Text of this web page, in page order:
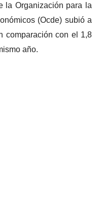
la Organización para la
(Ocde) subió a
comparación con el 1,8
año.